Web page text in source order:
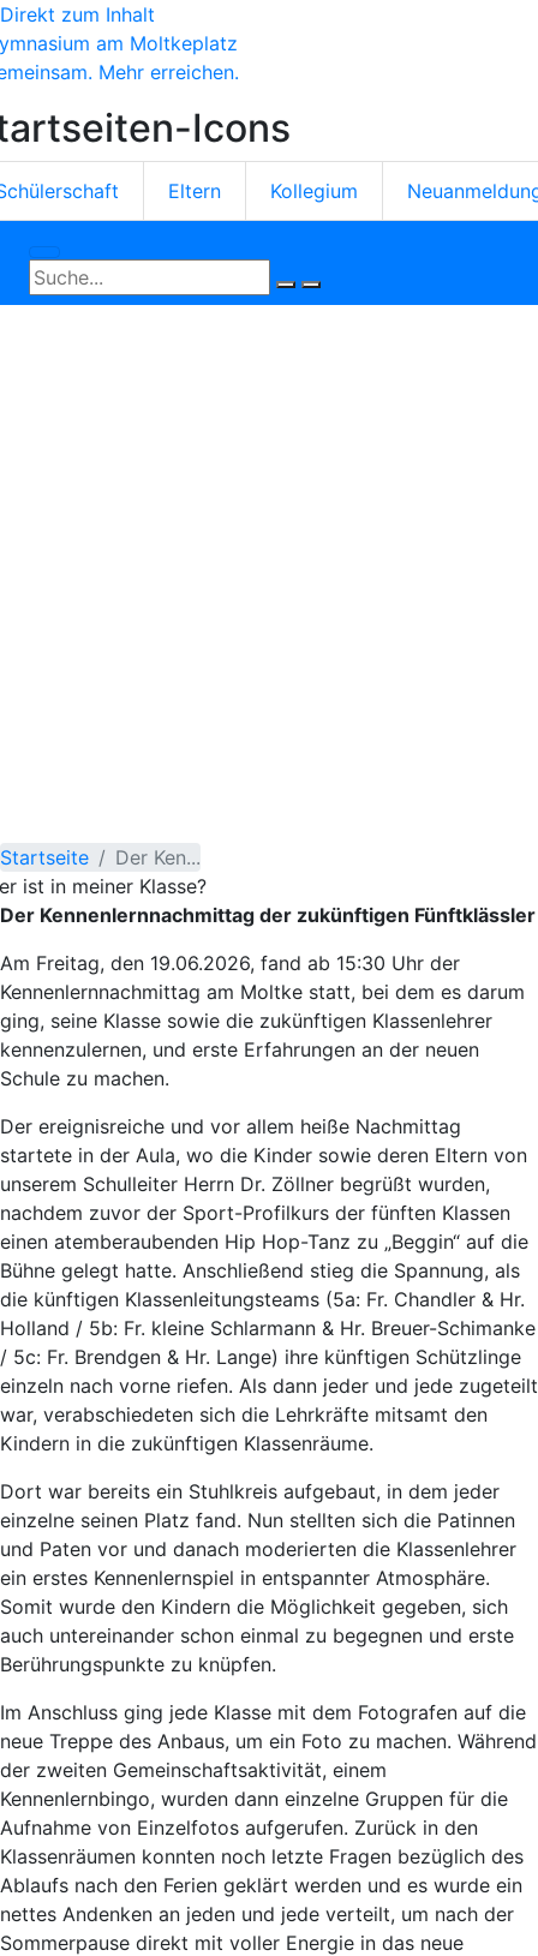
Direkt zum Inhalt
am Moltkeplatz
Mehr erreichen.
Icons
Eltern Kollegium
Startseite
Der Ken...
ist in meiner Klasse?
Der Kennenlernnachmittag der zukünftigen Fünftklässler
Am Freitag, den 19.06.2026, fand ab 15:30 Uhr der
Kennenlernnachmittag am Moltke statt, bei dem es darum
ging, seine Klasse sowie die zukünftigen Klassenlehrer
kennenzulernen, und erste Erfahrungen an der neuen
Schule zu machen.
Der ereignisreiche und vor allem heiße Nachmittag
startete in der Aula, wo die Kinder sowie deren Eltern von
unserem Schulleiter Herrn Dr. Zöllner begrüßt wurden,
nachdem zuvor der Sport-Profilkurs der fünften Klassen
einen atemberaubenden Hip Hop-Tanz zu „Beggin“ auf die
Bühne gelegt hatte. Anschließend stieg die Spannung, als
die künftigen Klassenleitungsteams (5a: Fr. Chandler & Hr.
Holland / 5b: Fr. kleine Schlarmann & Hr. Breuer-Schimanke
/ 5c: Fr. Brendgen & Hr. Lange) ihre künftigen Schützlinge
einzeln nach vorne riefen. Als dann jeder und jede zugeteilt
war, verabschiedeten sich die Lehrkräfte mitsamt den
Kindern in die zukünftigen Klassenräume.
Dort war bereits ein Stuhlkreis aufgebaut, in dem jeder
einzelne seinen Platz fand. Nun stellten sich die Patinnen
und Paten vor und danach moderierten die Klassenlehrer
ein erstes Kennenlernspiel in entspannter Atmosphäre.
Somit wurde den Kindern die Möglichkeit gegeben, sich
auch untereinander schon einmal zu begegnen und erste
Berührungspunkte zu knüpfen.
Im Anschluss ging jede Klasse mit dem Fotografen auf die
neue Treppe des Anbaus, um ein Foto zu machen. Während
der zweiten Gemeinschaftsaktivität, einem
Kennenlernbingo, wurden dann einzelne Gruppen für die
Aufnahme von Einzelfotos aufgerufen. Zurück in den
Klassenräumen konnten noch letzte Fragen bezüglich des
Ablaufs nach den Ferien geklärt werden und es wurde ein
nettes Andenken an jeden und jede verteilt, um nach der
Sommerpause direkt mit voller Energie in das neue